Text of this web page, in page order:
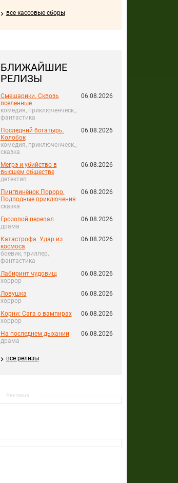
все кассовые сборы
БЛИЖАЙШИЕ
РЕЛИЗЫ
Смешарики. Сквозь
вселенные
комедия, приключенческ.,
фантастика
06.08.2026
Последний богатырь.
Колобок
комедия, приключенческ.,
сказка
06.08.2026
Мегрэ и убийство в
высшем обществе
детектив
06.08.2026
Пингвинёнок Пороро.
Подводные приключения
сказка
06.08.2026
Грозовой перевал
драма
06.08.2026
Катастрофа. Удар из
космоса
боевик, триллер,
фантастика
06.08.2026
Лабиринт чудовищ
хоррор
06.08.2026
Ловушка
хоррор
06.08.2026
Корни: Сага о вампирах
хоррор
06.08.2026
На последнем дыхании
драма
06.08.2026
все релизы
Реклама